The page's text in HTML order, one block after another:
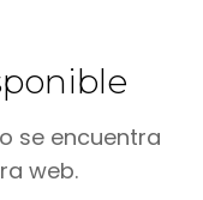
se encuentra
web.